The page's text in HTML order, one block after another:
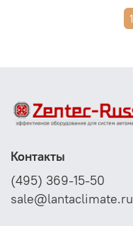
1
Контакты
(495) 369-15-50
sale@lantaclimate.ru